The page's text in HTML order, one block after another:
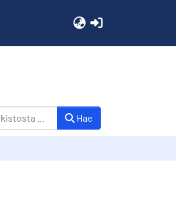
Hae